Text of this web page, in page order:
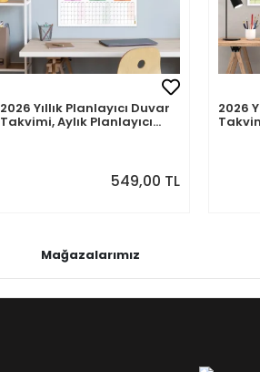
2026 Yıllık Planlayıcı Duvar
Takvimi, Aylık Planlayıcı
549,00 TL
2026
Mağazalarımız